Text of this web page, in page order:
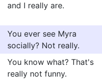
and I really are.
You ever see Myra
socially? Not really.
You know what? That's
really not funny.